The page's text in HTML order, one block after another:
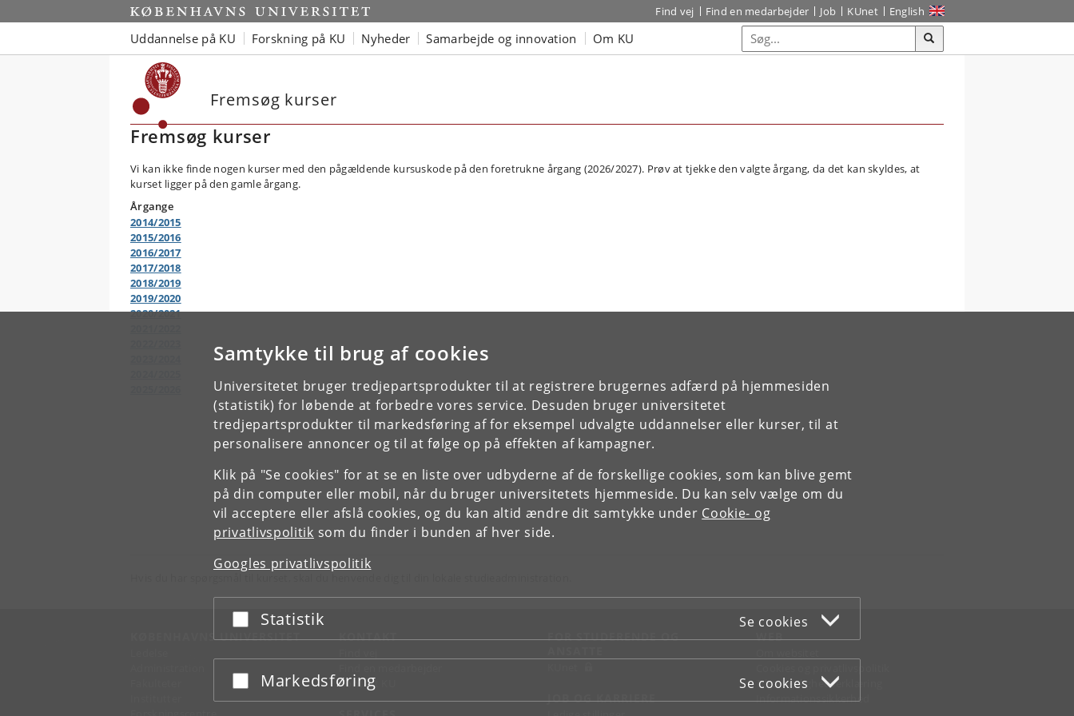
Samtykke til brug af cookies
Universitetet bruger tredjepartsprodukter til at registrere brugernes adfærd på hjemmesiden
(statistik) for løbende at forbedre vores service. Desuden bruger universitetet
tredjepartsprodukter til markedsføring af for eksempel udvalgte uddannelser eller kurser, til at
personalisere annoncer og til at følge op på effekten af kampagner.
Klik på "Se cookies" for at se en liste over udbyderne af de forskellige cookies, som kan blive gemt
på din computer eller mobil, når du bruger universitetets hjemmeside. Du kan selv vælge om du
vil acceptere eller afslå cookies, og du kan altid ændre dit samtykke under Cookie- og
privatlivspolitik som du finder i bunden af hver side.
Googles privatlivspolitik
Acceptér eller afslå
Statistik Se cookies
Acceptér eller afslå
Markedsføring Se cookies
Find vej Find en medarbejder Job KUnet English
Uddannelse på KU Forskning på KU Nyheder Samarbejde og innovation Om KU
Fremsøg kurser
Fremsøg kurser
Vi kan ikke finde nogen kurser med den pågældende kursuskode på den foretrukne årgang (2026/2027). Prøv at tjekke den valgte årgang, da det kan skyldes, at
kurset ligger på den gamle årgang.
Årgange
2014/2015
2015/2016
2016/2017
2017/2018
2018/2019
2019/2020
2020/2021
KØBENHAVNS UNIVERSITET KONTAKT
Kontakt KU
FOR STUDERENDE OG
JOB OG KARRIERE
WEB
Tilgængelighedserklæring
Informationssikkerhed